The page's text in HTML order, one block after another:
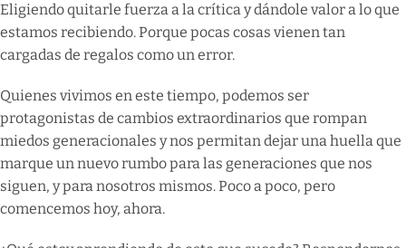
Eligiendo quitarle fuerza a la crítica y dándole valor a lo que
estamos recibiendo. Porque pocas cosas vienen tan
cargadas de regalos como un error.
Quienes vivimos en este tiempo, podemos ser
protagonistas de cambios extraordinarios que rompan
miedos generacionales y nos permitan dejar una huella que
marque un nuevo rumbo para las generaciones que nos
siguen, y para nosotros mismos. Poco a poco, pero
comencemos hoy, ahora.